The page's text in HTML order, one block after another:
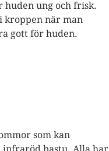
huden ung och frisk.
kroppen när man
gott för huden.
som kan